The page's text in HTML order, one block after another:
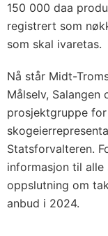
150 000 daa
registrert som
som skal ivaretas.
Nå står Midt-
Målselv,
prosjektgruppe
Statsforvalteren.
informasjon til
oppslutning om
anbud i 2024.